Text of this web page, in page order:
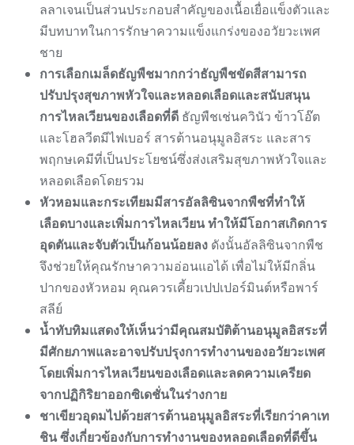
ลลาเจนเป็นส่วนประกอบสำคัญของเนื้อเยื่อแข็งตัวและ
มีบทบาทในการรักษาความแข็งแกร่งของอวัยวะเพศ
ชาย
การเลือกเมล็ดธัญพืชมากกว่าธัญพืชขัดสีสามารถ
ปรับปรุงสุขภาพหัวใจและหลอดเลือดและสนับสนุน
การไหลเวียนของเลือดที่ดี ธัญพืชเช่นควินัว ข้าวโอ๊ต
และโฮลวีตมีไฟเบอร์ สารต้านอนุมูลอิสระ และสาร
พฤกษเคมีที่เป็นประโยชน์ซึ่งส่งเสริมสุขภาพหัวใจและ
หลอดเลือดโดยรวม
หัวหอมและกระเทียมมีสารอัลลิซินจากพืชที่ทำให้
เลือดบางและเพิ่มการไหลเวียน ทำให้มีโอกาสเกิดการ
อุดตันและจับตัวเป็นก้อนน้อยลง ดังนั้นอัลลิซินจากพืช
จึงช่วยให้คุณรักษาความอ่อนแอได้ เพื่อไม่ให้มีกลิ่น
ปากของหัวหอม คุณควรเคี้ยวเปปเปอร์มินต์หรือพาร์
สลีย์
น้ำทับทิมแสดงให้เห็นว่ามีคุณสมบัติต้านอนุมูลอิสระที่
มีศักยภาพและอาจปรับปรุงการทำงานของอวัยวะเพศ
โดยเพิ่มการไหลเวียนของเลือดและลดความเครียด
จากปฏิกิริยาออกซิเดชั่นในร่างกาย
ชาเขียวอุดมไปด้วยสารต้านอนุมูลอิสระที่เรียกว่าคาเท
ชิน ซึ่งเกี่ยวข้องกับการทำงานของหลอดเลือดที่ดีขึ้น